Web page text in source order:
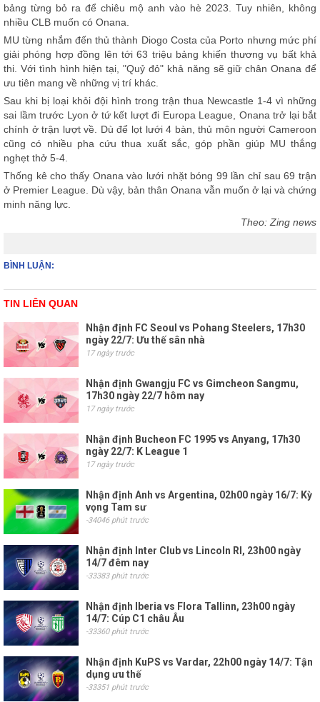
bảng từng bỏ ra để chiêu mộ anh vào hè 2023. Tuy nhiên, không
nhiều CLB muốn có Onana.
MU từng nhắm đến thủ thành Diogo Costa của Porto nhưng mức phí
giải phóng hợp đồng lên tới 63 triệu bảng khiến thương vụ bất khả
thi. Với tình hình hiện tại, "Quỷ đỏ" khả năng sẽ giữ chân Onana để
ưu tiên mang về những vị trí khác.
Sau khi bị loại khỏi đội hình trong trận thua Newcastle 1-4 vì những
sai lầm trước Lyon ở tứ kết lượt đi Europa League, Onana trở lại bắt
chính ở trận lượt về. Dù để lọt lưới 4 bàn, thủ môn người Cameroon
cũng có nhiều pha cứu thua xuất sắc, góp phần giúp MU thắng
nghẹt thở 5-4.
Thống kê cho thấy Onana vào lưới nhặt bóng 99 lần chỉ sau 69 trận
ở Premier League. Dù vậy, bản thân Onana vẫn muốn ở lại và chứng
minh năng lực.
Theo: Zing news
BÌNH LUẬN:
TIN LIÊN QUAN
Nhận định FC Seoul vs Pohang Steelers, 17h30
ngày 22/7: Ưu thế sân nhà
17 ngày trước
Nhận định Gwangju FC vs Gimcheon Sangmu,
17h30 ngày 22/7 hôm nay
17 ngày trước
Nhận định Bucheon FC 1995 vs Anyang, 17h30
ngày 22/7: K League 1
17 ngày trước
Nhận định Anh vs Argentina, 02h00 ngày 16/7: Kỳ
vọng Tam sư
-34046 phút trước
Nhận định Inter Club vs Lincoln RI, 23h00 ngày
14/7 đêm nay
-33383 phút trước
Nhận định Iberia vs Flora Tallinn, 23h00 ngày
14/7: Cúp C1 châu Âu
-33360 phút trước
Nhận định KuPS vs Vardar, 22h00 ngày 14/7: Tận
dụng ưu thế
-33351 phút trước